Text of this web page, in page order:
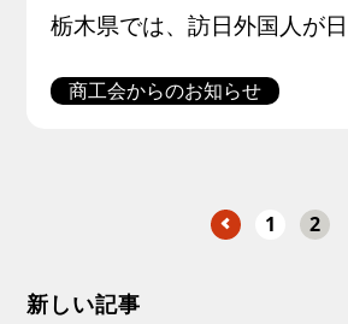
商工会からのお知らせ
1 2
新しい記事